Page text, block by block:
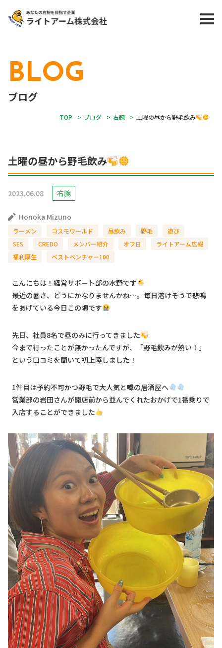
BLOG
ブログ
TOP > ブログ > 右腕 > 土曜の昼から野毛飲み
土曜の昼から野毛飲み
2023.06.08 右腕
Honoka Mizuno
ラーメン コスモワールド 昼飲み 野毛
遊び
SES
CREDO メンバー紹介 オフ日
ライトアーム広報
福利厚生
ベストベンチャー100
こんにちは！経営サポート部の水野です
最近の暑さ、どうにかなりませんかね…。毎日溶けそうで悲鳴
をあげている今日この頃です
先日、社員8名で昼のみに行ってきました
今まで行ったことが無かったんですが、「野毛飲みが熱い！」
という口コミを聞いて初上陸しました！
1件目は予約不可かつ野毛で大人気と噂の居酒屋へ
営業部の岩田さんが開店前から並んでくれたおかげで1番乗りで
入店することができました